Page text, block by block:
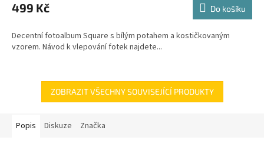
499 Kč Do košíku
Decentní fotoalbum Square s bílým potahem a kostičkovaným
vzorem. Návod k vlepování fotek najdete...
ZOBRAZIT VŠECHNY SOUVISEJÍCÍ PRODUKTY
Popis Diskuze Značka